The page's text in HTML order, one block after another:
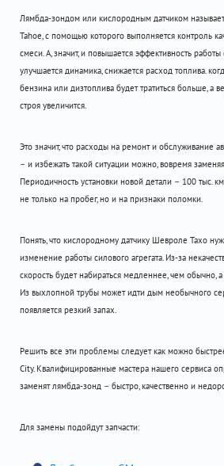
Лямбда-зондом или кислородным датчиком
Tahoe, с помощью которого выполняется контроль
смеси. А, значит, и повышается эффективность работы
улучшается динамика, снижается расход топлива.
бензина или дизтоплива будет тратиться больше, а
строя увеличится.
Это значит, что расходы на ремонт и обслуживание
– и избежать такой ситуации можно, вовремя
Периодичность установки новой детали – 100 тыс.
не только на пробег, но и на признаки поломки.
Понять, что кислородному датчику Шевроле Тахо
изменение работы силового агрегата. Из-за
скорость будет набираться медленнее, чем обычно,
Из выхлопной трубы может идти дым необычного
появляется резкий запах.
Решить все эти проблемы следует как можно
City. Квалифицированные мастера нашего сервиса
заменят лямбда-зонд – быстро, качественно и
Для замены подойдут запчасти: